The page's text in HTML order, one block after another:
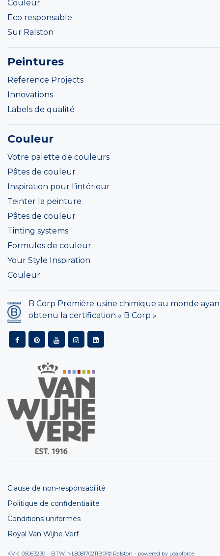
Couleur
Eco responsable
Sur Ralston
Peintures
Reference Projects
Innovations
Labels de qualité
Couleur
Votre palette de couleurs
Pâtes de couleur
Inspiration pour l’intérieur
Teinter la peinture
Pâtes de couleur
Tinting systems
Formules de couleur
Your Style Inspiration
Couleur
B Corp Première usine chimique au monde
obtenu la certification « B Corp »
Clause de non-responsabilité
Politique de confidentialité
Conditions uniformes
Royal Van Wijhe Verf
KVK: 05063230 BTW: NL808170211B01© Ralston - powered by Leapforce